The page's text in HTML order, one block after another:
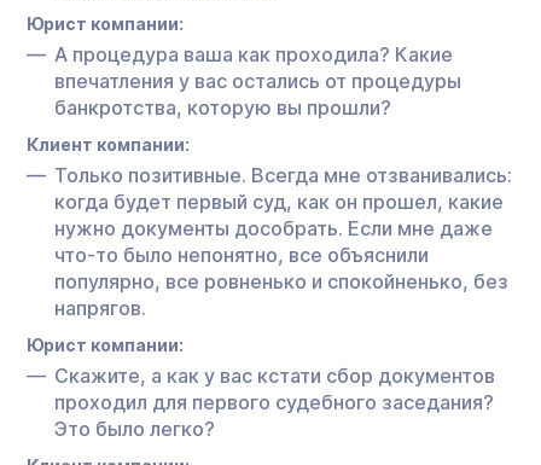
Юрист компании:
А процедура ваша как проходила? Какие
впечатления у вас остались от процедуры
банкротства, которую вы прошли?
Клиент компании:
Только позитивные. Всегда мне отзванивались:
когда будет первый суд, как он прошел, какие
нужно документы дособрать. Если мне даже
что-то было непонятно, все объяснили
популярно, все ровненько и спокойненько, без
напрягов.
Юрист компании:
Скажите, а как у вас кстати сбор документов
проходил для первого судебного заседания?
Это было легко?